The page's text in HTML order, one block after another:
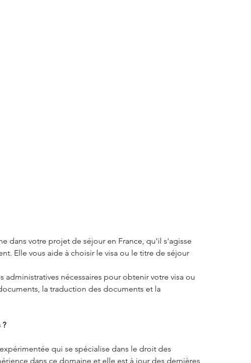
dans votre projet de séjour en France, qu'il s'agisse
Elle vous aide à choisir le visa ou le titre de séjour
administratives nécessaires pour obtenir votre visa ou
la traduction des documents et la
?
qui se spécialise dans le droit des
dans ce domaine et elle est à jour des dernières